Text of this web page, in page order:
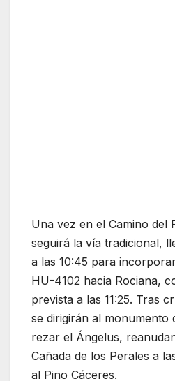
Una vez en el Camino del
seguirá la vía tradicional,
a las 10:45 para
HU-4102 hacia Rociana,
prevista a las 11:25. Tras
se dirigirán al monumento
rezar el Ángelus,
Cañada de los Perales a
al Pino Cáceres.